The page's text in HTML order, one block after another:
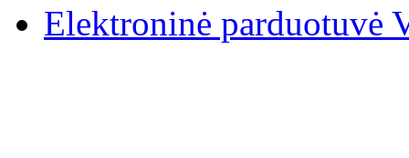
Elektroninė parduotuvė